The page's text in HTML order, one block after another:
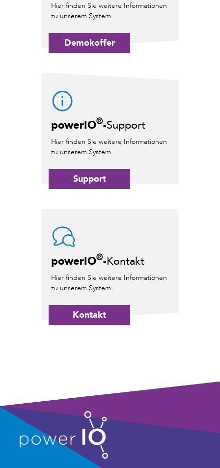
Hier finden Sie weitere Informationen
zu unserem System.
Demokoffer
powerIO®-Support
Hier finden Sie weitere Informationen
zu unserem System.
Support
powerIO®-Kontakt
Hier finden Sie weitere Informationen
zu unserem System.
Kontakt